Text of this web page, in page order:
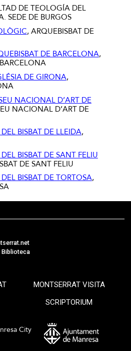
DE TEOLOGÍA DEL
SEDE DE BURGOS
, ARQUEBISBAT DE
DE BARCELONA,
DE GIRONA,
NACIONAL D’ART DE
NACIONAL D’ART DE
BISBAT DE LLEIDA,
BISBAT DE SANT FELIU
DE SANT FELIU
BISBAT DE TORTOSA,
Biblioteca
MONTSERRAT VISITA
SCRIPTORIUM
City